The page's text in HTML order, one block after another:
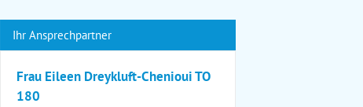
Ihr Ansprechpartner
Frau Eileen Dreykluft-Chenioui TO
180